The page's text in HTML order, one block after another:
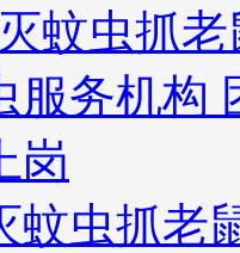
蚊虫抓老